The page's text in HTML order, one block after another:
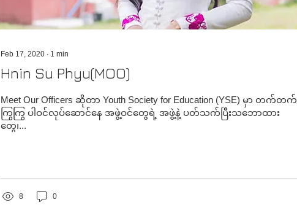
Feb 17, 2020 ∙ 1 min
Hnin Su Phyu(MOO)
Meet Our Officers ဆိုတာ Youth Society for Education (YSE) မှာ တက်တက်
ကြွကြွ ပါဝင်လုပ်ဆောင်နေ အဖွဲ့ဝင်တွေရဲ့ အဖွဲ့နဲ့ ပတ်သက်ပြီးသဘောထား
တွေ၊...
8 0